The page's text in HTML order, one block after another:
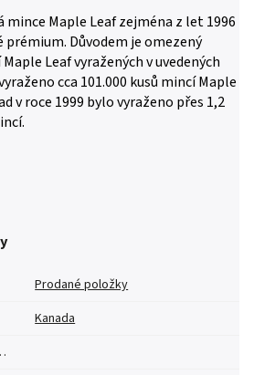
Maple Leaf zejména z let 1996
prémium. Důvodem je omezený
Leaf vyražených v uvedených
cca 101.000 kusů mincí Maple
v roce 1999 bylo vyraženo přes 1,2
Prodané položky
Kanada